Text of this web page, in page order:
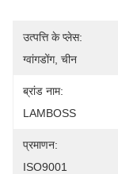
उत्पत्ति के प्लेस:
ग्वांगडोंग, चीन
ब्रांड नाम:
LAMBOSS
प्रमाणन:
ISO9001